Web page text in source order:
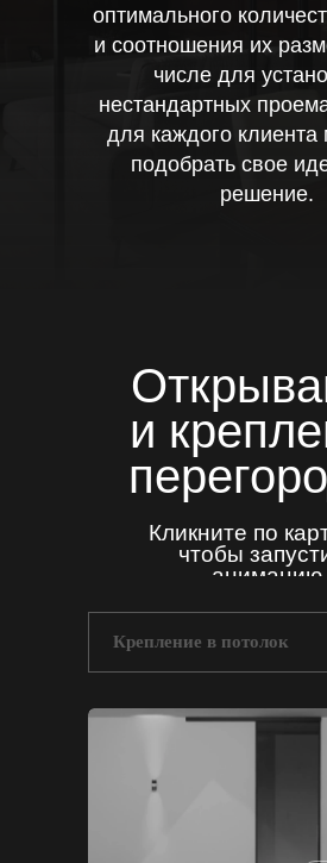
оптимального
и соотношения их
числе для
нестандартных
для каждого
подобрать свое
решение.
Кликните по
чтобы
анимацию
и